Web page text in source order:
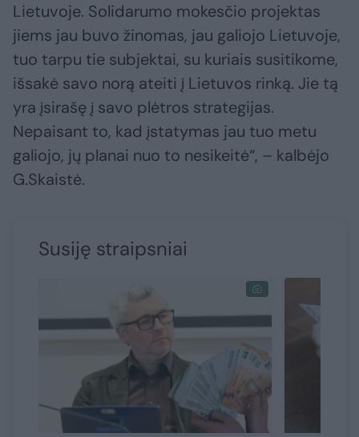
Lietuvoje. Solidarumo mokesčio projektas
jiems jau buvo žinomas, jau galiojo Lietuvoje,
tuo tarpu tie subjektai, su kuriais susitikome,
išsakė savo norą ateiti į Lietuvos rinką. Jie tą
yra įsirašę į savo plėtros strategijas.
Nepaisant to, kad įstatymas jau tuo metu
galiojo, jų planai nuo to nesikeitė“, – kalbėjo
G.Skaistė.
Susiję straipsniai